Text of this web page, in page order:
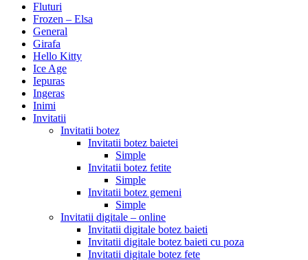
Fluturi
Frozen – Elsa
General
Girafa
Hello Kitty
Ice Age
Iepuras
Ingeras
Inimi
Invitatii
Invitatii botez
Invitatii botez baietei
Simple
Invitatii botez fetite
Simple
Invitatii botez gemeni
Simple
Invitatii digitale – online
Invitatii digitale botez baieti
Invitatii digitale botez baieti cu poza
Invitatii digitale botez fete